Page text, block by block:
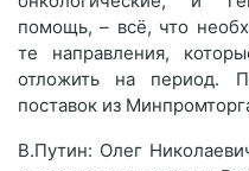
помощь, – всё, что
те направления,
отложить на период.
поставок из
В.Путин: Олег